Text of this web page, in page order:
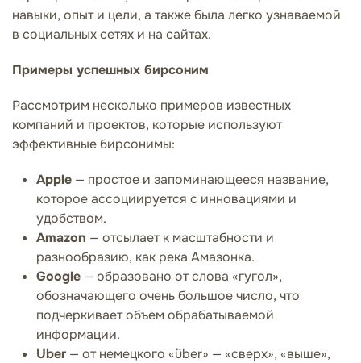
навыки, опыт и цели, а также была легко узнаваемой
в социальных сетях и на сайтах.
Примеры успешных бирсоним
Рассмотрим несколько примеров известных
компаний и проектов, которые используют
эффективные бирсонимы:
Apple — простое и запоминающееся название,
которое ассоциируется с инновациями и
удобством.
Amazon — отсылает к масштабности и
разнообразию, как река Амазонка.
Google — образовано от слова «гугол»,
обозначающего очень большое число, что
подчеркивает объем обрабатываемой
информации.
Uber — от немецкого «über» — «сверх», «выше»,